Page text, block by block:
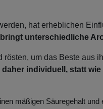
hat erheblichen
unterschiedliche
um das Beste aus
individuell, statt
mäßigen Säuregehalt